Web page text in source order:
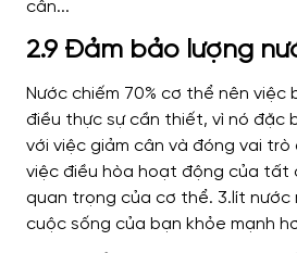
2.9 Đảm bảo lượng
Nước chiếm 70% cơ thể nên việc
điều thực sự cần thiết, vì nó đặc
với việc giảm cân và đóng vai
việc điều hòa hoạt động của tất
quan trọng của cơ thể. 3.lít nước
cuộc sống của bạn khỏe mạnh